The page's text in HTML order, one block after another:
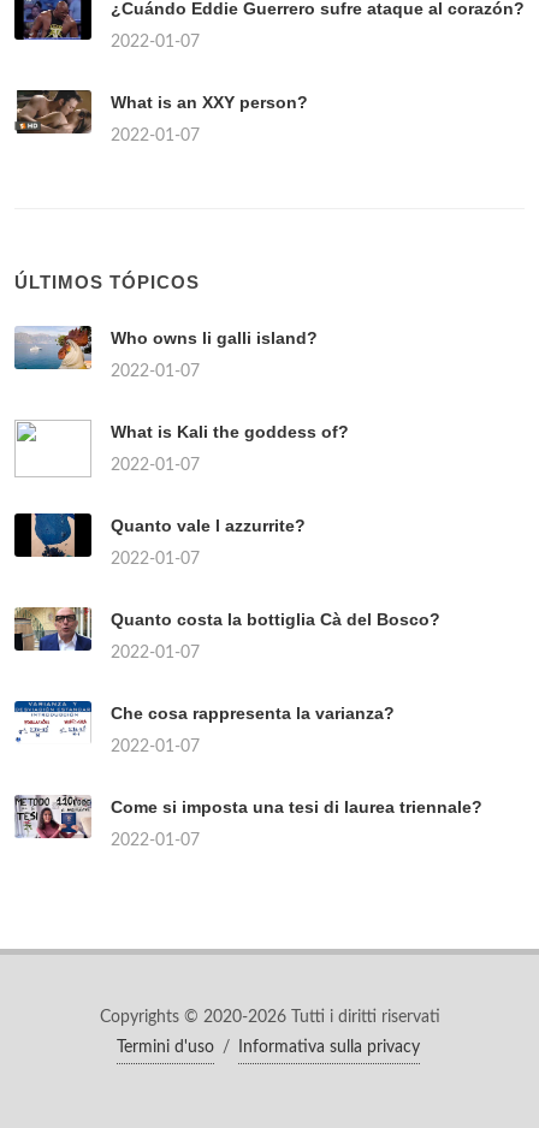
¿Cuándo Eddie Guerrero sufre ataque al corazón?
2022-01-07
What is an XXY person?
2022-01-07
ÚLTIMOS TÓPICOS
Who owns li galli island?
2022-01-07
What is Kali the goddess of?
2022-01-07
Quanto vale l azzurrite?
2022-01-07
Quanto costa la bottiglia Cà del Bosco?
2022-01-07
Che cosa rappresenta la varianza?
2022-01-07
Come si imposta una tesi di laurea triennale?
2022-01-07
Copyrights © 2020-2026 Tutti i diritti riservati
Termini d'uso
/ Informativa sulla privacy